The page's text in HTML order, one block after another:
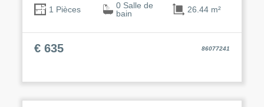
1 Pièces
0 Salle de
bain
26.44 m²
€ 635 86077241